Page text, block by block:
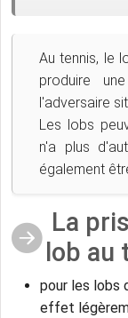
Au tennis, le
produire
l'adversaire
Les lobs
n'a plus
également
La
lob au
pour les lobs
effet